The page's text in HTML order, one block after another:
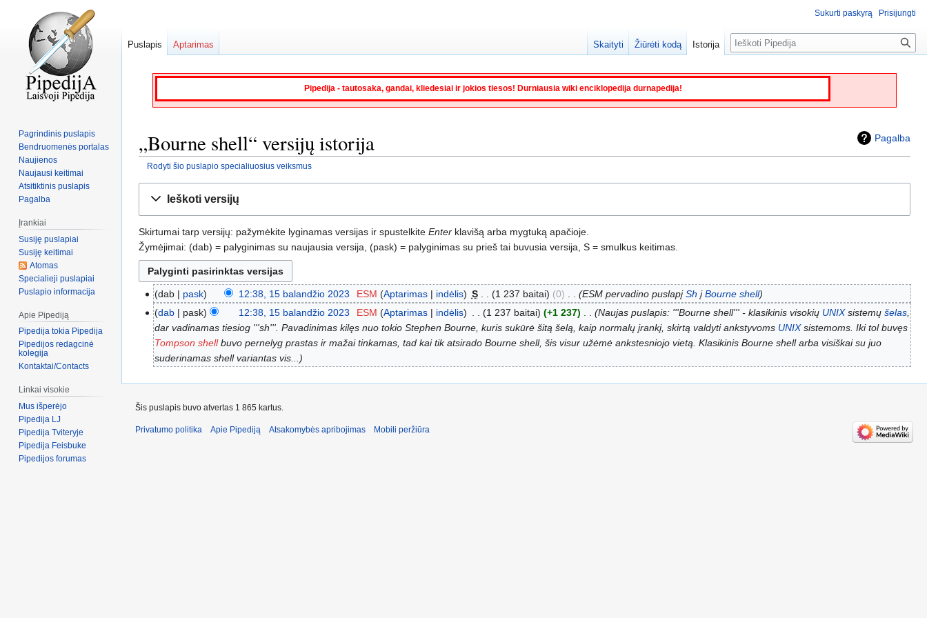
Pipedija - tautosaka, gandai, kliedesiai ir jokios tiesos! Durniausia wiki enciklopedija durnapedija!
Pagalba
„Bourne shell“ versijų istorija
Rodyti šio puslapio specialiuosius veiksmus
Ieškoti versijų
Skirtumai tarp versijų: pažymėkite lyginamas versijas ir spustelkite Enter klavišą arba mygtuką apačioje.
Žymėjimai: (dab) = palyginimas su naujausia versija, (pask) = palyginimas su prieš tai buvusia versija, S = smulkus keitimas.
dab pask 12:38, 15 balandžio 2023 ESM Aptarimas indėlis S 1 237 baitai 0 ESM pervadino puslapįSh įBourne shell
dab
pask 12:38, 15 balandžio 2023 ESM Aptarimas indėlis 1 237 baitai +1 237 Naujas puslapis: '''Bourne shell''' - klasikinis visokių UNIXsistemų šelas,
dar vadinamas tiesiog '''sh'''. Pavadinimas kilęs nuo tokio Stephen Bourne, kuris sukūrė šitą šelą, kaip normalų įrankį, skirtą valdyti ankstyvoms UNIXsistemoms. Iki tol buvęs
Tompson shellbuvo pernelyg prastas ir mažai tinkamas, tad kai tik atsirado Bourne shell, šis visur užėmė ankstesniojo vietą. Klasikinis Bourne shell arba visiškai su juo
suderinamas shell variantas vis...
Sukurti paskyrą Prisijungti
Puslapis Aptarimas Skaityti Žiūrėti kodą Istorija Paieška
Pagrindinis puslapis
Bendruomenės portalas
Naujienos
Naujausi keitimai
Atsitiktinis puslapis
Pagalba
Įrankiai
Susiję puslapiai
Susiję keitimai
Atomas
Specialieji puslapiai
Puslapio informacija
Apie Pipediją
Pipedija tokia Pipedija
Pipedijos redagcinė
kolegija
Kontaktai/Contacts
Linkai visokie
Mus išperėjo
Pipedija LJ
Pipedija Tviteryje
Pipedija Feisbuke
Pipedijos forumas
Šis puslapis buvo atvertas 1 865 kartus.
Privatumo politika Apie Pipediją Atsakomybės apribojimas Mobili peržiūra